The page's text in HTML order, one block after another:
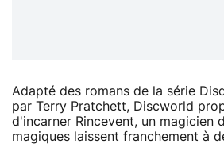
Adapté des romans de la série
par Terry Pratchett, Discworld
d'incarner Rincevent, un magicien
magiques laissent franchement à